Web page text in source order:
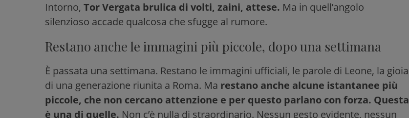
Intorno, Tor Vergata brulica di volti, zaini, attese. Ma in quell’angolo
silenzioso accade qualcosa che sfugge al rumore.
Restano anche le immagini più piccole, dopo una settimana
È passata una settimana. Restano le immagini ufficiali, le parole di Leone, la gioia
di una generazione riunita a Roma. Ma restano anche alcune istantanee più
piccole, che non cercano attenzione e per questo parlano con forza. Questa
è una di quelle. Non c’è nulla di straordinario. Nessun gesto evidente, nessun